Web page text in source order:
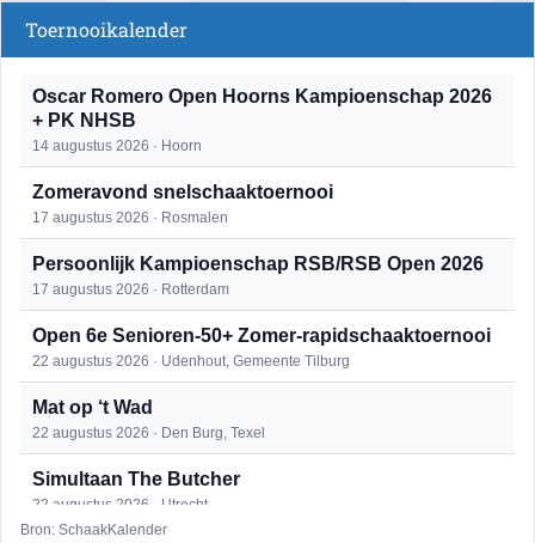
Toernooikalender
Oscar Romero Open Hoorns Kampioenschap 2026
+ PK NHSB
14 augustus 2026 · Hoorn
Zomeravond snelschaaktoernooi
17 augustus 2026 · Rosmalen
Persoonlijk Kampioenschap RSB/RSB Open 2026
17 augustus 2026 · Rotterdam
Open 6e Senioren-50+ Zomer-rapidschaaktoernooi
22 augustus 2026 · Udenhout, Gemeente Tilburg
Mat op ‘t Wad
22 augustus 2026 · Den Burg, Texel
Simultaan The Butcher
22 augustus 2026 · Utrecht
Bron: SchaakKalender